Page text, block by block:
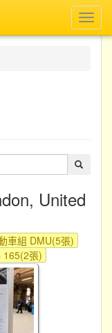
United
車組 DMU(5張)
165(2張)